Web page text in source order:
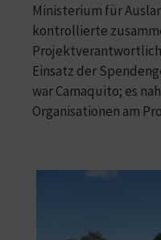
Ministerium für
kontrollierte
Einsatz der
war Camaquito; es
Organisationen am